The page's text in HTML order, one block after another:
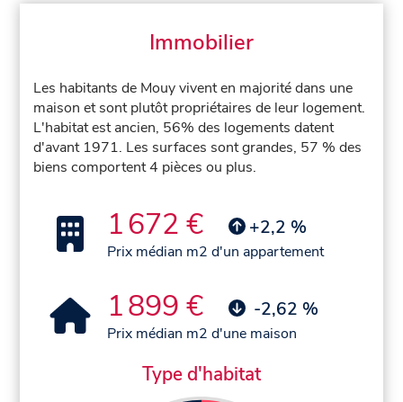
Immobilier
Les habitants de Mouy vivent en majorité dans une
maison et sont plutôt propriétaires de leur logement.
L'habitat est ancien, 56% des logements datent
d'avant 1971. Les surfaces sont grandes, 57 % des
biens comportent 4 pièces ou plus.
1 672 € +2,2 %
Prix médian m2 d'un appartement
1 899 € -2,62 %
Prix médian m2 d'une maison
Type d'habitat